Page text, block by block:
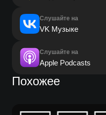
Слушайте на
VK Музыке
Слушайте на
Apple Podcasts
Похожее